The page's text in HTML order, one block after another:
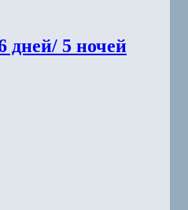
дней/ 5 ночей